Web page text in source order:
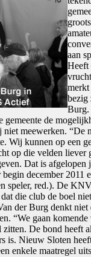
aan
Heeft
merkt
bezig
Burg.
gemeente de
niet meewerken. “De
Wij kunnen op een
op die velden liever
Dat is afgelopen
december 2011
speler, red.). De
die club de boel
der Burg denkt
“We gaan
De bond heeft
is. Nieuw Sloten
enkele maatregel